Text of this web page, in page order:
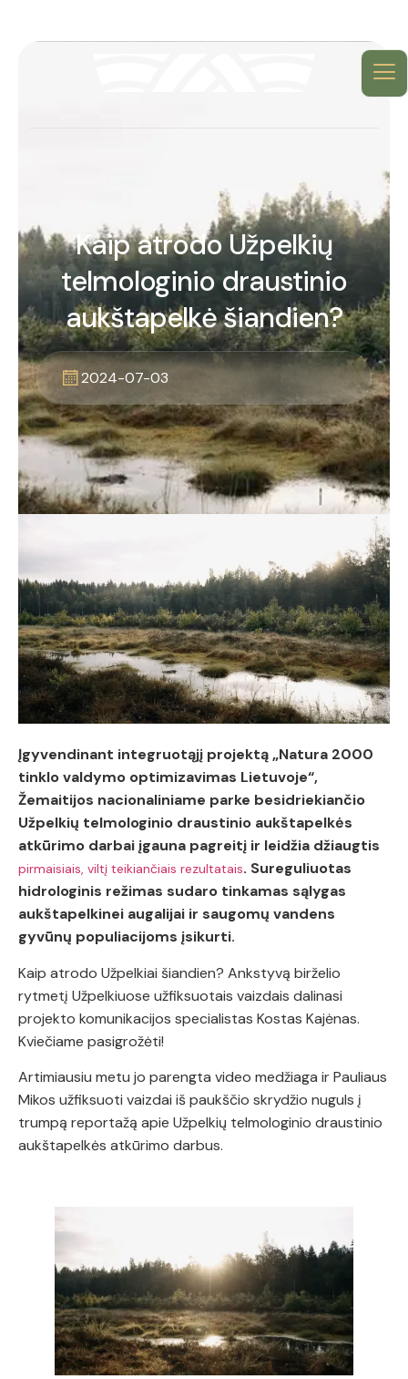
Kaip atrodo Užpelkių
telmologinio draustinio
aukštapelkė šiandien?
2024-07-03
Įgyvendinant integruotąjį projektą „Natura 2000
tinklo valdymo optimizavimas Lietuvoje“,
Žemaitijos nacionaliniame parke besidriekiančio
Užpelkių telmologinio draustinio aukštapelkės
atkūrimo darbai įgauna pagreitį ir leidžia džiaugtis
pirmaisiais, viltį teikiančiais rezultatais. Sureguliuotas
hidrologinis režimas sudaro tinkamas sąlygas
aukštapelkinei augalijai ir saugomų vandens
gyvūnų populiacijoms įsikurti.
Kaip atrodo Užpelkiai šiandien? Ankstyvą birželio
rytmetį Užpelkiuose užfiksuotais vaizdais dalinasi
projekto komunikacijos specialistas Kostas Kajėnas.
Kviečiame pasigrožėti!
Artimiausiu metu jo parengta video medžiaga ir Pauliaus
Mikos užfiksuoti vaizdai iš paukščio skrydžio nuguls į
trumpą reportažą apie Užpelkių telmologinio draustinio
aukštapelkės atkūrimo darbus.